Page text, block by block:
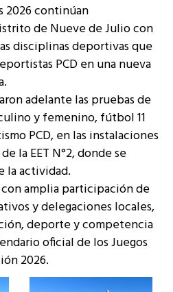
2026 continúan
de Nueve de Julio con
disciplinas deportivas que
PCD en una nueva
adelante las pruebas de
y femenino, fútbol 11
PCD, en las instalaciones
la EET N°2, donde se
la actividad.
amplia participación de
y delegaciones locales,
deporte y competencia
oficial de los Juegos
2026.